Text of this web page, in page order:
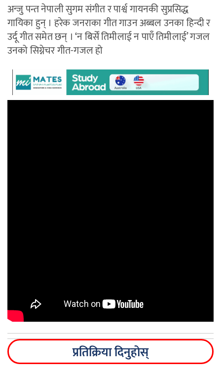
अन्जु पन्त नेपाली सुगम संगीत र पार्श्व गायनकी सुप्रसिद्ध
गायिका हुन् । हरेक जनराका गीत गाउन अब्बल उनका हिन्दी र
उर्दू गीत समेत छन् । ‘न बिर्सें तिमीलाई न पाएँ तिमीलाई’ गजल
उनको सिग्नेचर गीत-गजल हो
प्रतिक्रिया दिनुहोस्